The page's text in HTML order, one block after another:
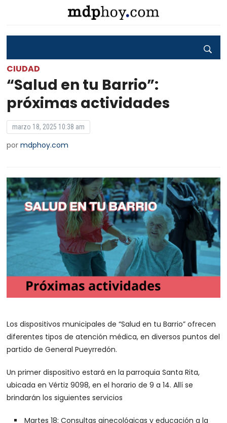
CIUDAD
“Salud en tu Barrio”:
próximas actividades
marzo 18, 2025 10:38 am
pormdphoy.com
Los dispositivos municipales de “Salud en tu Barrio” ofrecen
diferentes tipos de atención médica, en diversos puntos del
partido de General Pueyrredón.
Un primer dispositivo estará en la parroquia Santa Rita,
ubicada en Vértiz 9098, en el horario de 9 a 14. Allí se
brindarán los siguientes servicios
Martes 18: Consultas ginecológicas y educación a la